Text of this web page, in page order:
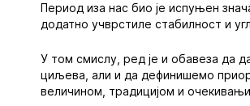
Период иза нас био је испуњен
додатно учврстиле стабилност и
У том смислу, ред је и обавеза да
циљева, али и да дефинишемо
величином, традицијом и